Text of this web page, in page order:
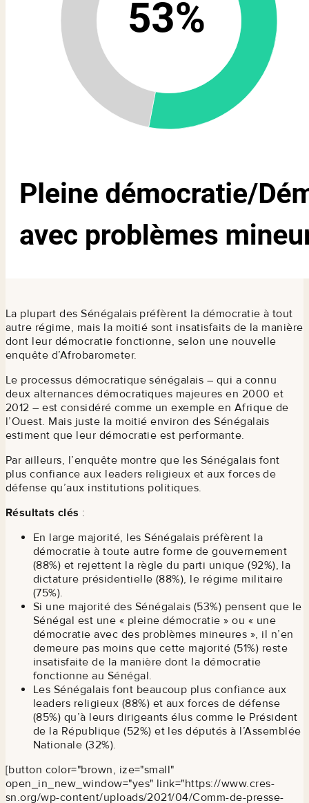
La plupart des Sénégalais préfèrent la démocratie à tout
autre régime, mais la moitié sont insatisfaits de la manière
dont leur démocratie fonctionne, selon une nouvelle
enquête d’Afrobarometer.
Le processus démocratique sénégalais – qui a connu
deux alternances démocratiques majeures en 2000 et
2012 – est considéré comme un exemple en Afrique de
l’Ouest. Mais juste la moitié environ des Sénégalais
estiment que leur démocratie est performante.
Par ailleurs, l’enquête montre que les Sénégalais font
plus confiance aux leaders religieux et aux forces de
défense qu’aux institutions politiques.
Résultats clés :
En large majorité, les Sénégalais préfèrent la
démocratie à toute autre forme de gouvernement
(88%) et rejettent la règle du parti unique (92%), la
dictature présidentielle (88%), le régime militaire
(75%).
Si une majorité des Sénégalais (53%) pensent que le
Sénégal est une « pleine démocratie » ou « une
démocratie avec des problèmes mineures », il n’en
demeure pas moins que cette majorité (51%) reste
insatisfaite de la manière dont la démocratie
fonctionne au Sénégal.
Les Sénégalais font beaucoup plus confiance aux
leaders religieux (88%) et aux forces de défense
(85%) qu’à leurs dirigeants élus comme le Président
de la République (52%) et les députés à l’Assemblée
Nationale (32%).
[button color="brown, ize="small"
open_in_new_window="yes" link="https://www.cres-
sn.org/wp-content/uploads/2021/04/Comm-de-presse-